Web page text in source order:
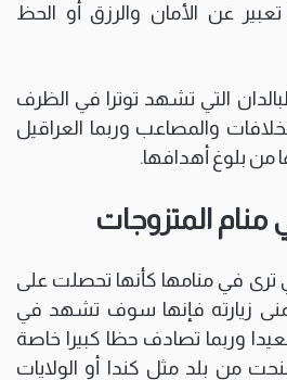
عن الأمان والرزق أو الحظ
التي تشهد توترا في الظرف
والمصاعب وربما العراقيل
من بلوغ أهدافها.
منام المتزوجات
ترى في منامها كأنها تحصلت على
زيارته فإنها سوف تشهد في
وربما تصادف حظا كبيرا خاصة
من بلد مثل كندا أو الولايات